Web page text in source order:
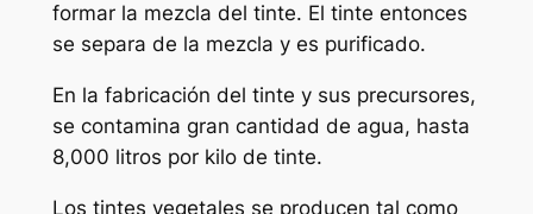
formar la mezcla del tinte. El tinte entonces
se separa de la mezcla y es purificado.
En la fabricación del tinte y sus precursores,
se contamina gran cantidad de agua, hasta
8,000 litros por kilo de tinte.
Los tintes vegetales se producen tal como